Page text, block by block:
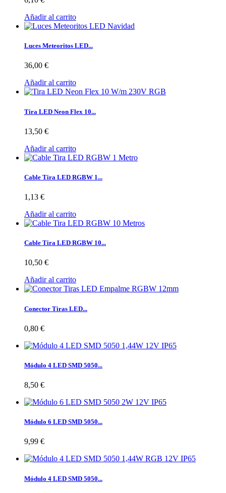
Añadir al carrito
Luces Meteoritos LED...
36,00 €
Añadir al carrito
Tira LED Neon Flex 10...
13,50 €
Añadir al carrito
Cable Tira LED RGBW 1...
1,13 €
Añadir al carrito
Cable Tira LED RGBW 10...
10,50 €
Añadir al carrito
Conector Tiras LED...
0,80 €
Módulo 4 LED SMD 5050...
8,50 €
Módulo 6 LED SMD 5050...
9,99 €
Módulo 4 LED SMD 5050...